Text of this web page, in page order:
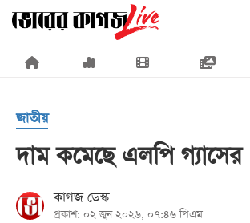
×
প্রচ্ছদ
জাতীয়
দাম কমেছে এলপি গ্যাসের
কাগজ ডেস্ক
প্রকাশ: ০২ জুন ২০২৬, ০৭:৪৬ পিএম